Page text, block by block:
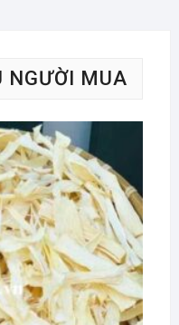
NGƯỜI MUA